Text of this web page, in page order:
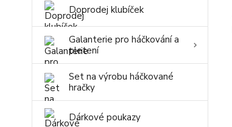
Doprodej klubíček
Galanterie pro háčkování a
pletení
Set na výrobu háčkované
hračky
Dárkové poukazy